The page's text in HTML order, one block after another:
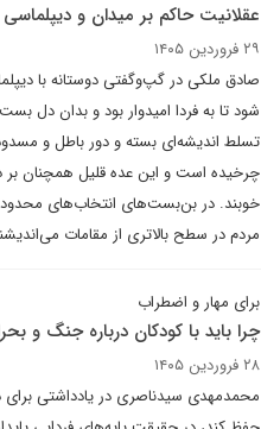
عقلانیت حاکم بر میدان و
۲۹ فروردین ۱۴۰۵
صادق ملکی در گپ‌وگفتی دوستانه با
تسلط اندیشه‌ای بسته و دور باطل و
چرخیده است و این عده قلیل همچنان
خوبند. در بن‌بست‌های انتخاب‌های محدود
مردم در سطح بالاتری از مقامات
برای مهار و اضطراب
چرا باید با کودکان درباره جنگ و
۲۸ فروردین ۱۴۰۵
محمدمهدی سیدناصری در یادداشتی برای